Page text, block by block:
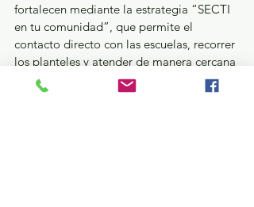
fortalecen mediante la estrategia “SECTI
en tu comunidad”, que permite el
contacto directo con las escuelas, recorrer
los planteles y atender de manera cercana
las necesidades de infraestructura
educativa, en cumplimiento de la